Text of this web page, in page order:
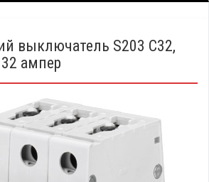
выключатель S203 C32,
ампер